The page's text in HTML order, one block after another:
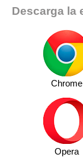
Descarga la
Chrome
Opera